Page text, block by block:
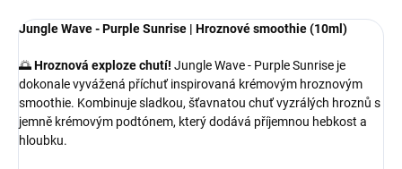
Jungle Wave - Purple Sunrise | Hroznové smoothie (10ml)
🌅Hroznová exploze chutí! Jungle Wave - Purple Sunrise je
dokonale vyvážená příchuť inspirovaná krémovým hroznovým
smoothie. Kombinuje sladkou, šťavnatou chuť vyzrálých hroznů s
jemně krémovým podtónem, který dodává příjemnou hebkost a
hloubku.